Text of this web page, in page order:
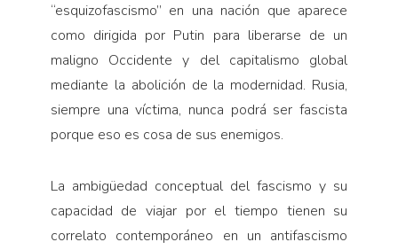
“esquizofascismo” en una nación que aparece
como dirigida por Putin para liberarse de un
maligno Occidente y del capitalismo global
mediante la abolición de la modernidad. Rusia,
siempre una víctima, nunca podrá ser fascista
porque eso es cosa de sus enemigos.
La ambigüedad conceptual del fascismo y su
capacidad de viajar por el tiempo tienen su
correlato contemporáneo en un antifascismo